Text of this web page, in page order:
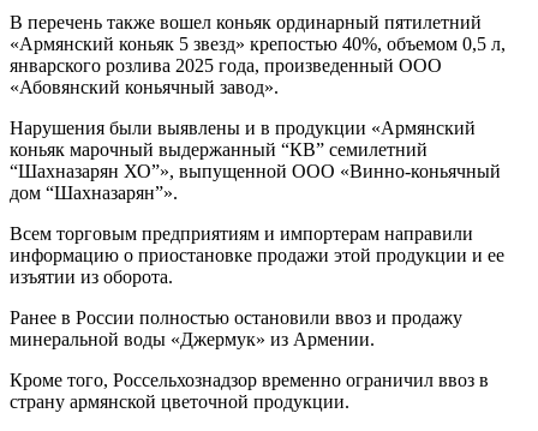
В перечень также вошел коньяк ординарный пятилетний
«Армянский коньяк 5 звезд» крепостью 40%, объемом 0,5 л,
январского розлива 2025 года, произведенный ООО
«Абовянский коньячный завод».
Нарушения были выявлены и в продукции «Армянский
коньяк марочный выдержанный “КВ” семилетний
“Шахназарян ХО”», выпущенной ООО «Винно-коньячный
дом “Шахназарян”».
Всем торговым предприятиям и импортерам направили
информацию о приостановке продажи этой продукции и ее
изъятии из оборота.
Ранее в России полностью остановили ввоз и продажу
минеральной воды «Джермук» из Армении.
Кроме того, Россельхознадзор временно ограничил ввоз в
страну армянской цветочной продукции.